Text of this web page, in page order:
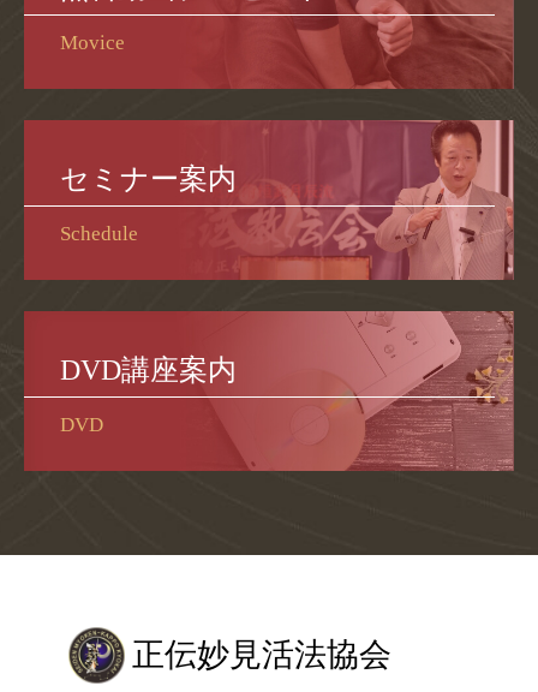
Movice
セミナー案内
Schedule
DVD講座案内
DVD
正伝妙見活法協会